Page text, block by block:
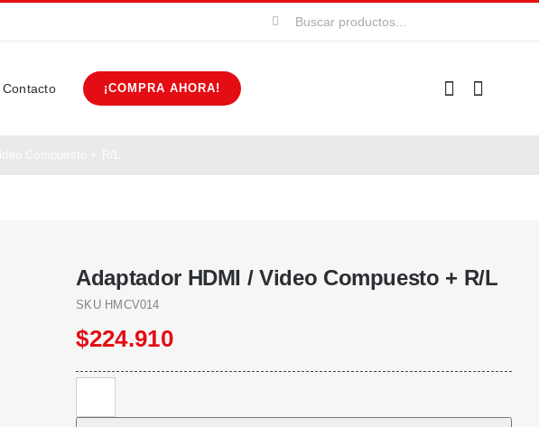
Buscar:
Contacto ¡COMPRA AHORA!
Adaptador HDMI / Video Compuesto + R/L
SKU HMCV014
$224.910
HDMI